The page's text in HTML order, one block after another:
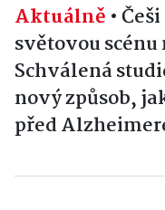
Aktuálně •
světovou
Schválená
nový způsob,
před